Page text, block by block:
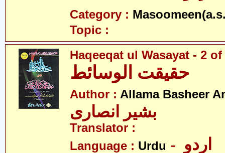
Category :
Topic :
Haqeeqat ul Wasayat - 2 of
حقیقت الوسائط
Author : Allama Basheer
بشیر انصاری
Translator :
Language : Urdu